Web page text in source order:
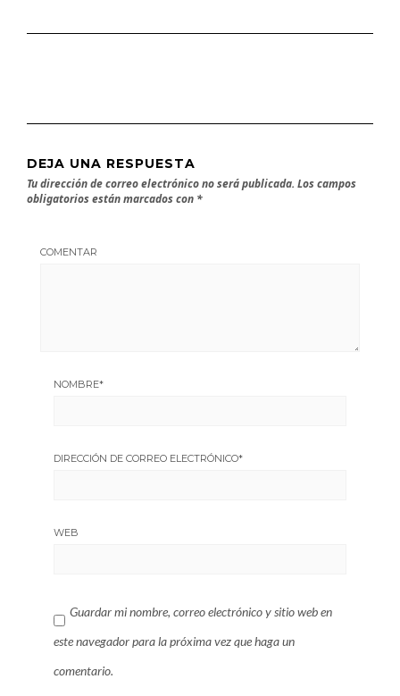
DEJA UNA RESPUESTA
Tu dirección de correo electrónico no será publicada. Los campos
obligatorios están marcados con *
COMENTAR
NOMBRE*
DIRECCIÓN DE CORREO ELECTRÓNICO*
WEB
Guardar mi nombre, correo electrónico y sitio web en
este navegador para la próxima vez que haga un
comentario.